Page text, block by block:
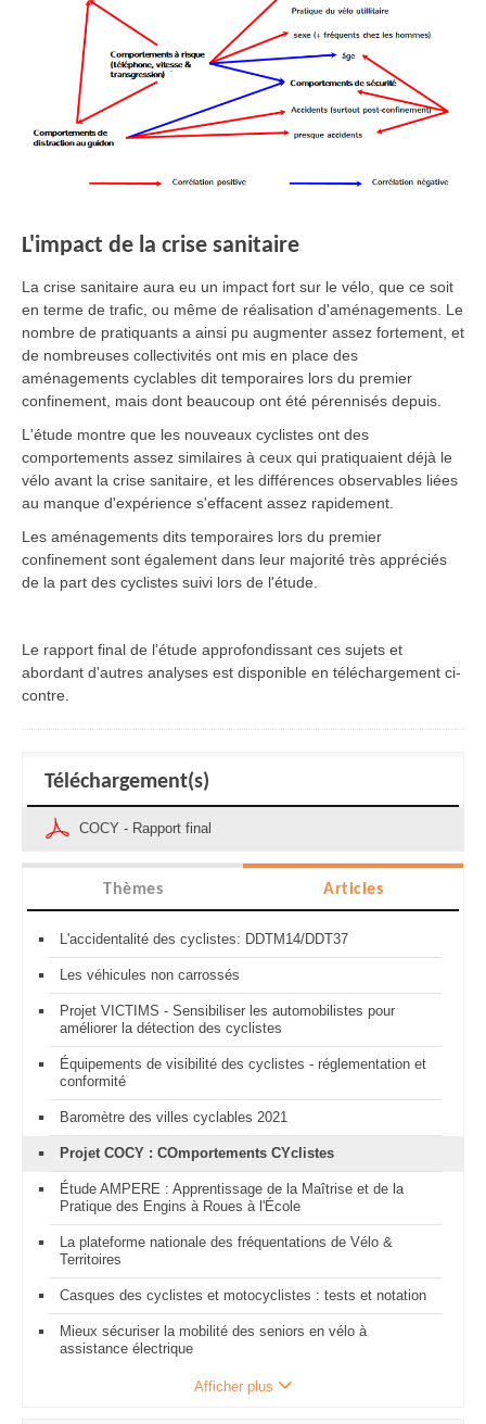
L'impact de la crise sanitaire
La crise sanitaire aura eu un impact fort sur le vélo, que ce soit
en terme de trafic, ou même de réalisation d'aménagements. Le
nombre de pratiquants a ainsi pu augmenter assez fortement, et
de nombreuses collectivités ont mis en place des
aménagements cyclables dit temporaires lors du premier
confinement, mais dont beaucoup ont été pérennisés depuis.
L'étude montre que les nouveaux cyclistes ont des
comportements assez similaires à ceux qui pratiquaient déjà le
vélo avant la crise sanitaire, et les différences observables liées
au manque d'expérience s'effacent assez rapidement.
Les aménagements dits temporaires lors du premier
confinement sont également dans leur majorité très appréciés
de la part des cyclistes suivi lors de l'étude.
Le rapport final de l'étude approfondissant ces sujets et
abordant d'autres analyses est disponible en téléchargement ci-
contre.
Téléchargement(s)
COCY - Rapport final
Thèmes Articles
L'accidentalité des cyclistes: DDTM14/DDT37
Les véhicules non carrossés
Projet VICTIMS - Sensibiliser les automobilistes pour
améliorer la détection des cyclistes
Équipements de visibilité des cyclistes - réglementation et
conformité
Baromètre des villes cyclables 2021
Projet COCY : COmportements CYclistes
Étude AMPERE : Apprentissage de la Maîtrise et de la
Pratique des Engins à Roues à l'École
La plateforme nationale des fréquentations de Vélo &
Territoires
Casques des cyclistes et motocyclistes : tests et notation
Mieux sécuriser la mobilité des seniors en vélo à
assistance électrique
Afficher plus